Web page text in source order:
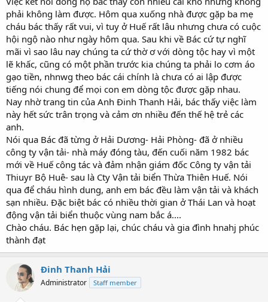
phải không làm được. Hôm qua xuống nhà được gặp ba mẹ
cháu bác thấy rất vui, vì tuy ở Huế rất lâu nhưng chưa có cuộc
hội ngộ nào như ngày hôm qua. Sau khi về Bác cứ tự nghĩ
mãi vì sao lâu nay chúng ta cứ thờ ơ với dòng tộc hay vì một
lẽ khấc, cũng có một phần trước kia chúng ta phải lo cơm áo
gạo tiền, nhnwg theo bác cái chính là chưa có ai lập được
tiếng nói chung để mọi con em dòng tộc được gặp nhau.
Nay nhờ trang tin của Anh Đinh Thanh Hải, bác thấy việc làm
này hết sức trân trọng và cảm ơn nhiều đến thế hệ trẻ các
anh.
Nói qua Bác đã từng ở Hải Dương- Hải Phòng- đã ở nhiều
công ty vận tải- nhà máy đóng tàu, đến cuối năm 1982 bác
mới về Huế công tác và đảm nhận giám đốc Công ty vận tải
Thiuyr Bộ Huê- sau là Cty Vận tải biển Thừa Thiên Huế. Nói
qua để cháu hình dung, anh em bác đều làm vận tải và khách
sạn nhiều. Đặc biệt bác có nhiều thời gian ở Thái Lan và hoạt
động vận tải biển thuộc vùng nam bắc á....
Chào cháu. Bác hẹn gặp lại, chúc cháu và gia đình hnahj phúc
thành đạt
Đinh Thanh Hải
Administrator Staff member